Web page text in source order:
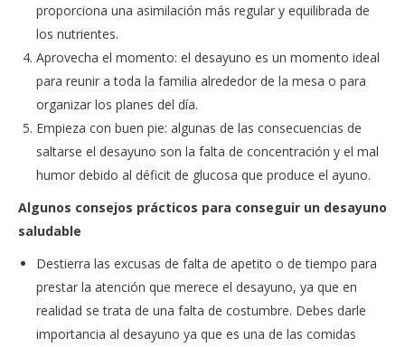
proporciona una asimilación más regular y equilibrada de
los nutrientes.
Aprovecha el momento: el desayuno es un momento ideal
para reunir a toda la familia alrededor de la mesa o para
organizar los planes del día.
Empieza con buen pie: algunas de las consecuencias de
saltarse el desayuno son la falta de concentración y el mal
humor debido al déficit de glucosa que produce el ayuno.
Algunos consejos prácticos para conseguir un desayuno
saludable
Destierra las excusas de falta de apetito o de tiempo para
prestar la atención que merece el desayuno, ya que en
realidad se trata de una falta de costumbre. Debes darle
importancia al desayuno ya que es una de las comidas